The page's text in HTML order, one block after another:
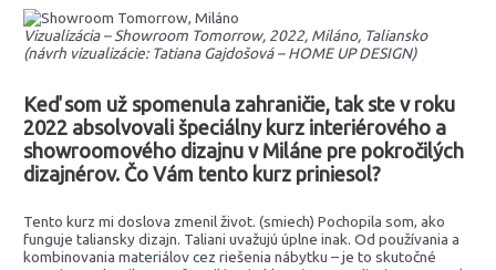
Vizualizácia – Showroom Tomorrow, 2022, Miláno, Taliansko
(návrh vizualizácie: Tatiana Gajdošová – HOME UP DESIGN)
Keď som už spomenula zahraničie, tak ste v roku
2022 absolvovali špeciálny kurz interiérového a
showroomového dizajnu v Miláne pre pokročilých
dizajnérov. Čo Vám tento kurz priniesol?
Tento kurz mi doslova zmenil život. (smiech) Pochopila som, ako
funguje taliansky dizajn. Taliani uvažujú úplne inak. Od používania a
kombinovania materiálov cez riešenia nábytku – je to skutočné